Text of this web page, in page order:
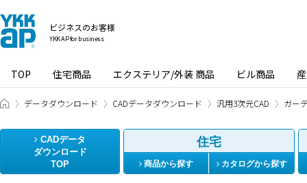
ビジネスのお客様
YKK AP for business
TOP 住宅商品 エクステリア/外装 商品 ビル商品
ビジネスのお客様 HOME
データダウンロード CADデータダウンロード 汎用3次元CAD ガー
CADデータ
ダウンロード
TOP
住宅
商品から探す カタログから探す